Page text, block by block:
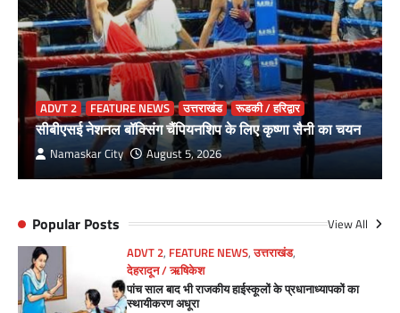
ADVT 2 FEATURE NEWS उत्तराखंड रूडकी / हरिद्वार
सीबीएसई नेशनल बॉक्सिंग चैंपियनशिप के लिए कृष्णा सैनी का चयन
Namaskar City August 5, 2026
Popular Posts View All
ADVT 2, FEATURE NEWS,उत्तराखंड,
देहरादून / ऋषिकेश
पांच साल बाद भी राजकीय हाईस्कूलों के प्रधानाध्यापकों का
स्थायीकरण अधूरा